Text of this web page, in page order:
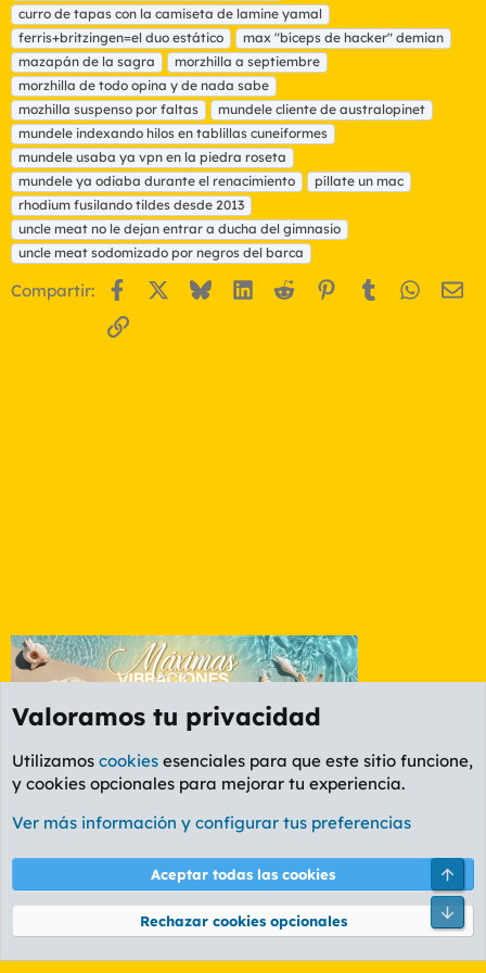
e
t
a
s
curro de tapas con la camiseta de lamine yamal
ferris+britzingen=el duo estático
max "bíceps de hacker" demian
mazapán de la sagra
morzhilla a septiembre
morzhilla de todo opina y de nada sabe
mozhilla suspenso por faltas
mundele cliente de australopinet
mundele indexando hilos en tablillas cuneiformes
mundele usaba ya vpn en la piedra roseta
mundele ya odiaba durante el renacimiento
píllate un mac
rhodium fusilando tildes desde 2013
uncle meat no le dejan entrar a ducha del gimnasio
uncle meat sodomizado por negros del barca
Compartir: Facebook BlueskyLinkedIn
Reddit Pinterest
Tumblr
Enlace
Foro General
Cookies
PL OLDSTYLE AMARILLO
Términos y reglas Política de privacidad Ayuda
Community platform by XenForo® © 2010-2026 XenForo Ltd.
Valoramos tu privacidad
Utilizamos cookies esenciales para que este sitio funcione,
y cookies opcionales para mejorar tu experiencia.
Ver más información y configurar tus preferencias
Aceptar todas las cookies
Rechazar cookies opcionales
Pie